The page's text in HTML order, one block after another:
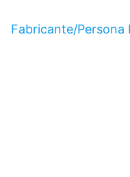
Fabricante/Persona